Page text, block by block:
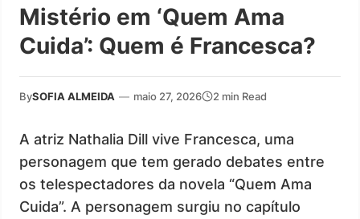
Mistério em ‘Quem Ama
Cuida’: Quem é Francesca?
BySOFIA ALMEIDA — maio 27, 2026 2 min Read
A atriz Nathalia Dill vive Francesca, uma
personagem que tem gerado debates entre
os telespectadores da novela “Quem Ama
Cuida”. A personagem surgiu no capítulo